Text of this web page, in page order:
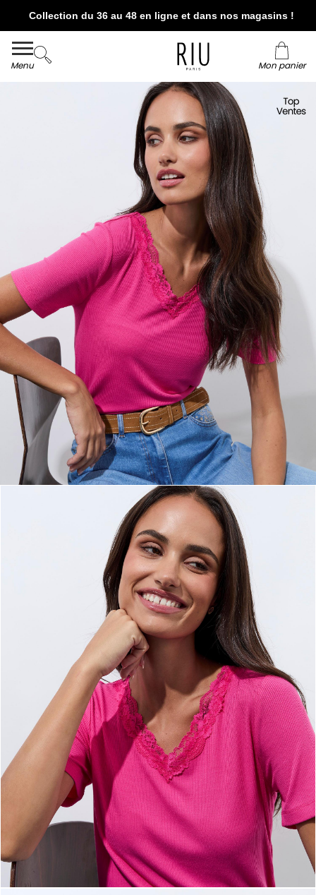
Collection du 36 au 48 en ligne et dans nos magasins !
Livraison et retour offerts* en boutiques RIU
Menu Mon panier